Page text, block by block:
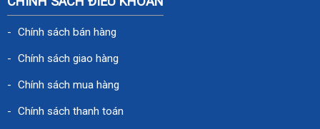
Chính sách bán hàng
Chính sách giao hàng
Chính sách mua hàng
Chính sách thanh toán